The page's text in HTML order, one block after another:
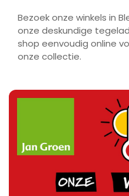
Bezoek onze winkels in
onze deskundige
shop eenvoudig online
onze collectie.